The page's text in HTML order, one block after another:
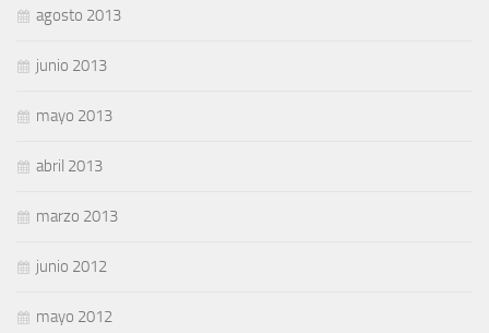
agosto 2013
junio 2013
mayo 2013
abril 2013
marzo 2013
junio 2012
mayo 2012